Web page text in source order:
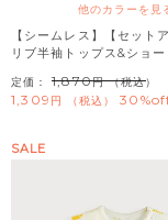
他のカラーを見
【シームレス】【セット
リブ半袖トップス&ショ
定価： 1,870 （税込）
1,309 税込
SALE